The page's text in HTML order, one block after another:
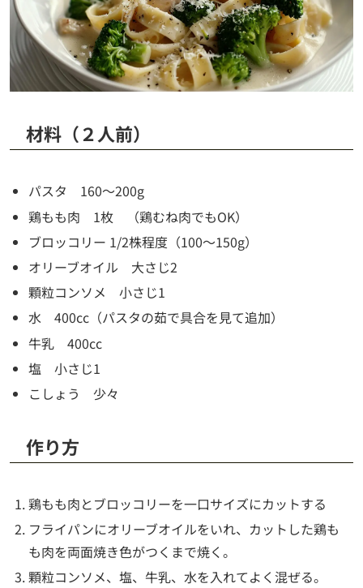
材料（２人前）
パスタ 160～200g
鶏もも肉 1枚 （鶏むね肉でもOK）
ブロッコリー 1/2株程度（100～150g）
オリーブオイル 大さじ2
顆粒コンソメ 小さじ1
水 400cc（パスタの茹で具合を見て追加）
牛乳 400cc
塩 小さじ1
こしょう 少々
作り方
鶏もも肉とブロッコリーを一口サイズにカットする
フライパンにオリーブオイルをいれ、カットした鶏も
も肉を両面焼き色がつくまで焼く。
顆粒コンソメ、塩、牛乳、水を入れてよく混ぜる。